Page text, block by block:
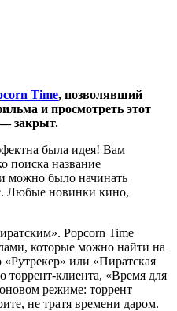
Time, позволявший
и просмотреть этот
— закрыт.
была идея! Вам
поиска название
можно было начинать
Любые новинки кино,
Popcorn Time
которые можно найти на
«Рутрекер» или «Пиратская
торрент-клиента, «Время для
режиме: торрент
не тратя времени даром.